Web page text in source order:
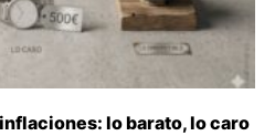
lo barato, lo caro